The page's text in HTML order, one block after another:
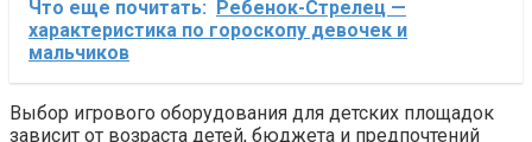
Что еще почитать: Ребенок-Стрелец —
характеристика по гороскопу девочек и
мальчиков
Выбор игрового оборудования для детских площадок
зависит от возраста детей, бюджета и предпочтений